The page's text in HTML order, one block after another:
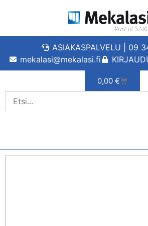
ASIAKASPALVELU | 09
mekalasi@mekalasi.fi
0,00 €